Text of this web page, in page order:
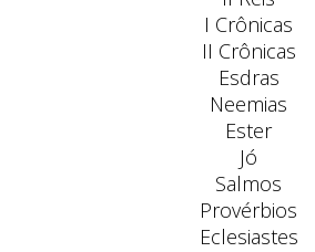
I Crônicas
II Crônicas
Esdras
Neemias
Ester
Jó
Salmos
Provérbios
Eclesiastes